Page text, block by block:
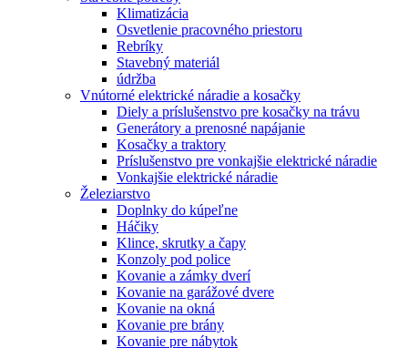
Klimatizácia
Osvetlenie pracovného priestoru
Rebríky
Stavebný materiál
údržba
Vnútorné elektrické náradie a kosačky
Diely a príslušenstvo pre kosačky na trávu
Generátory a prenosné napájanie
Kosačky a traktory
Príslušenstvo pre vonkajšie elektrické náradie
Vonkajšie elektrické náradie
Železiarstvo
Doplnky do kúpeľne
Háčiky
Klince, skrutky a čapy
Konzoly pod police
Kovanie a zámky dverí
Kovanie na garážové dvere
Kovanie na okná
Kovanie pre brány
Kovanie pre nábytok